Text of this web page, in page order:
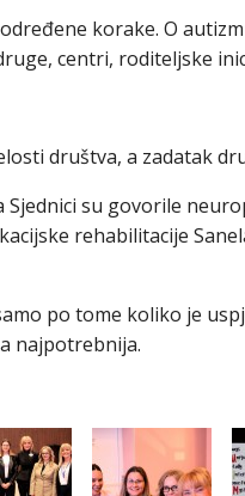
korake. O
centri, roditeljske
društva, a zadatak
Sjednici su govorile
rehabilitacije
po tome koliko je
najpotrebnija.